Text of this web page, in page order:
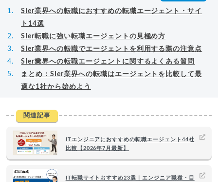
SIer業界への転職におすすめの転職エージェント・サイ
ト14選
SIer転職に強い転職エージェントの見極め方
SIer業界への転職でエージェントを利用する際の注意点
SIer業界への転職エージェントに関するよくある質問
まとめ：SIer業界への転職はエージェントを比較して最
適な1社から始めよう
関連記事
ITエンジニアにおすすめの転職エージェント44社
比較【2026年7月最新】
IT転職サイトおすすめ23選｜エンジニア職種・目